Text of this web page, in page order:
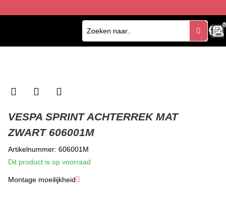
0
0
VESPA SPRINT ACHTERREK MAT
ZWART 606001M
Artikelnummer: 606001M
Dit product is op voorraad
Montage moeilijkheid
★ ★